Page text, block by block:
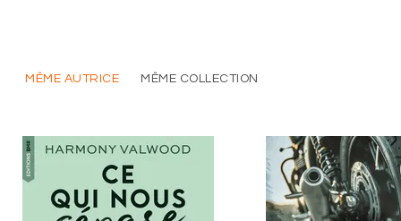
MÊME AUTRICE MÊME COLLECTION